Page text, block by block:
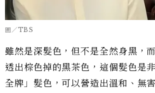
圖／TBS
雖然是深髮色，但不是全然身黑，
透出棕色掉的黑茶色，這個髮色是
全牌」髮色，可以營造出溫和、無